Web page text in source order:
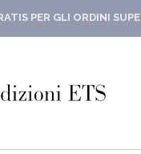
PER GLI ORDINI